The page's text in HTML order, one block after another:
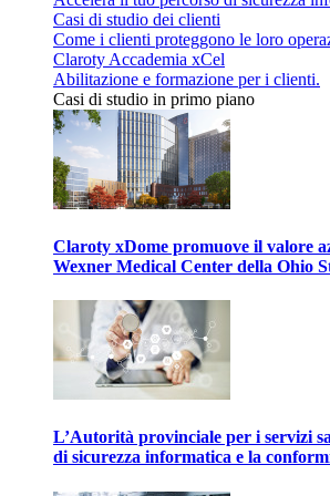
Casi di studio dei clienti
Come i clienti proteggono le loro
Claroty Accademia xCel
Abilitazione e formazione per i clienti.
Casi di studio in primo piano
Claroty xDome promuove il valore
Wexner Medical Center della Ohio
L’Autorità provinciale per i servizi
di sicurezza informatica e la